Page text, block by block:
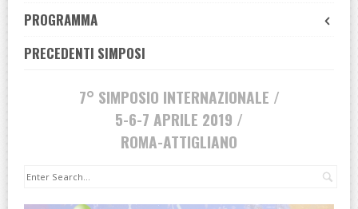
PROGRAMMA
PRECEDENTI SIMPOSI
7° SIMPOSIO INTERNAZIONALE /
5-6-7 APRILE 2019 /
ROMA-ATTIGLIANO